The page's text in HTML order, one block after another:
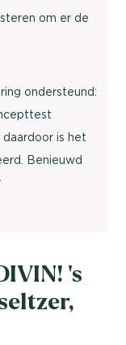
om er de
ondersteund:
is het
Benieuwd
's